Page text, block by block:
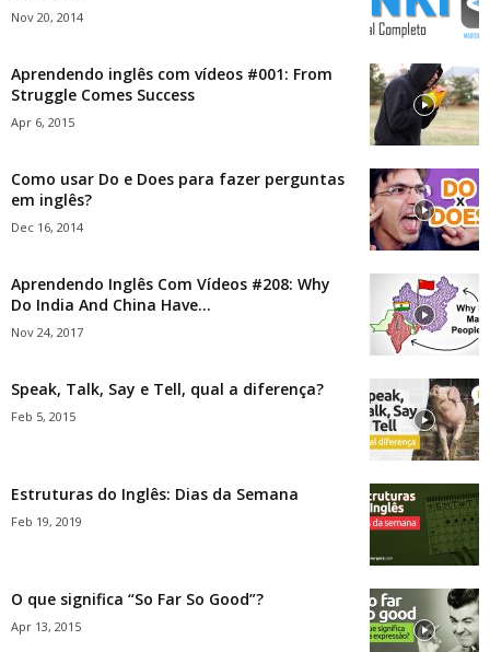
Nov 20, 2014
Aprendendo inglês com vídeos #001: From
Struggle Comes Success
Apr 6, 2015
Como usar Do e Does para fazer perguntas
em inglês?
Dec 16, 2014
Aprendendo Inglês Com Vídeos #208: Why
Do India And China Have...
Nov 24, 2017
Speak, Talk, Say e Tell, qual a diferença?
Feb 5, 2015
Estruturas do Inglês: Dias da Semana
Feb 19, 2019
O que significa “So Far So Good”?
Apr 13, 2015